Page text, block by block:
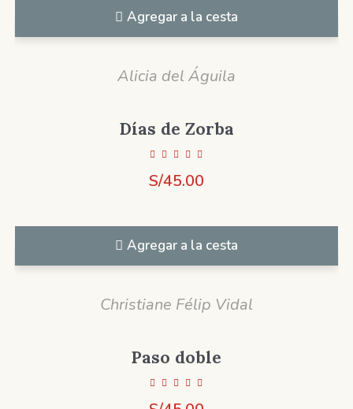
Agregar a la cesta
Alicia del Águila
Días de Zorba
S/45.00
Agregar a la cesta
Christiane Félip Vidal
Paso doble